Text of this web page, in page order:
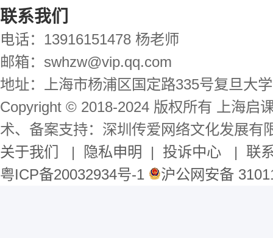
联系我们
电话：13916151478 杨老师
邮箱：swhzw@vip.qq.com
地址：上海市杨浦区国定路335号复旦大
Copyright © 2018-2024 版权所有 上海启
术、备案支持：深圳传爱网络文化发展有
关于我们
| 隐私申明 | 投诉中心 | 联
粤ICP备20032934号-1
沪公网安备